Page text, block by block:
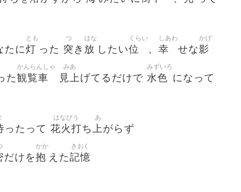
たに灯
とも
った 突
つ
き 放
はな
したい位
くらい
、 幸
しあわ
せな影
かげ
た観覧車
かんらんしゃ
見上
みあ
げてるだけで 水色
みずいろ
になって
ったって 花火打
はなびう
ち上
あ
がらず
だけを抱
かか
えた記憶
きおく